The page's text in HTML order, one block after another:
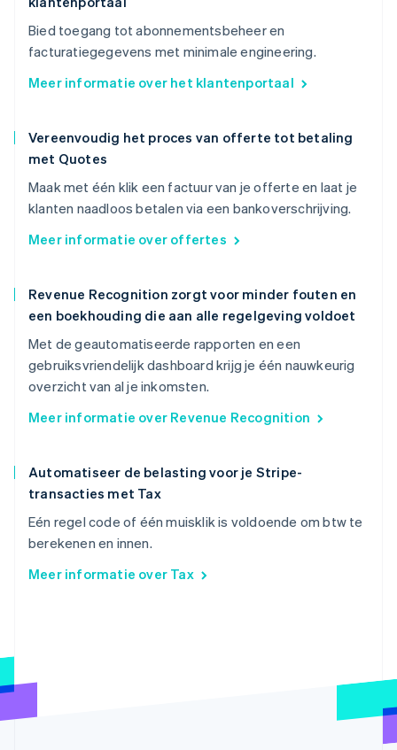
Bied toegang tot abonnementsbeheer en
facturatiegegevens met minimale engineering.
Meer informatie over het klantenportaal
Vereenvoudig het proces van offerte tot betaling
met Quotes
Maak met één klik een factuur van je offerte en laat je
klanten naadloos betalen via een bankoverschrijving.
Meer informatie over offertes
Revenue Recognition zorgt voor minder fouten en
een boekhouding die aan alle regelgeving voldoet
Met de geautomatiseerde rapporten en een
gebruiksvriendelijk dashboard krijg je één nauwkeurig
overzicht van al je inkomsten.
Meer informatie over Revenue Recognition
Automatiseer de belasting voor je Stripe-
transacties met Tax
Eén regel code of één muisklik is voldoende om btw te
berekenen en innen.
Meer informatie over Tax